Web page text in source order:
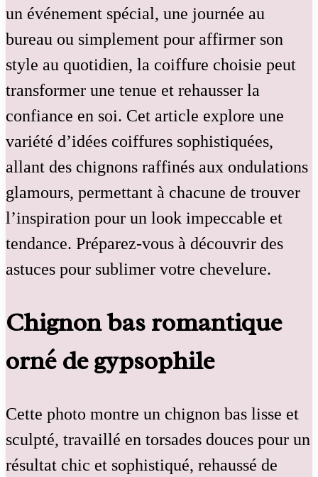
un événement spécial, une journée au
bureau ou simplement pour affirmer son
style au quotidien, la coiffure choisie peut
transformer une tenue et rehausser la
confiance en soi. Cet article explore une
variété d’idées coiffures sophistiquées,
allant des chignons raffinés aux ondulations
glamours, permettant à chacune de trouver
l’inspiration pour un look impeccable et
tendance. Préparez-vous à découvrir des
astuces pour sublimer votre chevelure.
Chignon bas romantique
orné de gypsophile
Cette photo montre un chignon bas lisse et
sculpté, travaillé en torsades douces pour un
résultat chic et sophistiqué, rehaussé de